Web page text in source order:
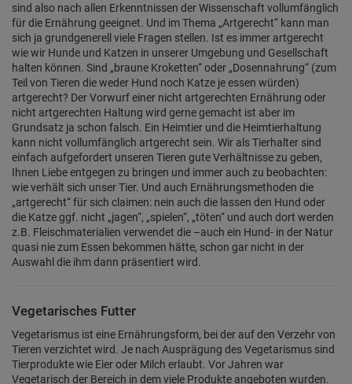
sind also nach allen Erkenntnissen der Wissenschaft vollumfänglich
für die Ernährung geeignet. Und im Thema „Artgerecht“ kann man
sich ja grundgenerell viele Fragen stellen. Ist es immer artgerecht
wie wir Hunde und Katzen in unserer Umgebung und Gesellschaft
halten können. Sind „braune Kroketten“ oder „Dosennahrung“ (zum
Teil von Tieren die weder Hund noch Katze je essen würden)
artgerecht? Der Vorwurf einer nicht artgerechten Ernährung oder
nicht artgerechten Haltung wird gerne gemacht ist aber im
Grundsatz ja schon falsch. Ein Heimtier und die Heimtierhaltung
kann nicht vollumfänglich artgerecht sein. Wir als Tierhalter sind
einfach aufgefordert unseren Tieren gute Verhältnisse zu geben,
Ihnen Liebe entgegen zu bringen und immer auch zu beobachten:
wie verhält sich unser Tier. Und auch Ernährungsmethoden die
„artgerecht“ für sich claimen: nein auch die lassen den Hund oder
die Katze ggf. nicht „jagen“, „spielen“, „töten“ und auch dort werden
z.B. Fleischmaterialien verwendet die –auch ein Hund- in der Natur
quasi nie zum Essen bekommen hätte, schon gar nicht in der
Auswahl die ihm dann präsentiert wird.
Vegetarisches Futter
Vegetarismus ist eine Ernährungsform, bei der auf den Verzehr von
Tieren verzichtet wird. Je nach Ausprägung des Vegetarismus sind
Tierprodukte wie Eier oder Milch erlaubt. Vor Jahren war
Vegetarisch der Bereich in dem viele Produkte angeboten wurden.